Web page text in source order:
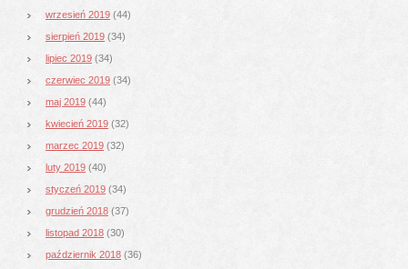
wrzesień 2019 (44)
sierpień 2019 (34)
lipiec 2019 (34)
czerwiec 2019 (34)
maj 2019 (44)
kwiecień 2019 (32)
marzec 2019 (32)
luty 2019 (40)
styczeń 2019 (34)
grudzień 2018 (37)
listopad 2018 (30)
październik 2018 (36)